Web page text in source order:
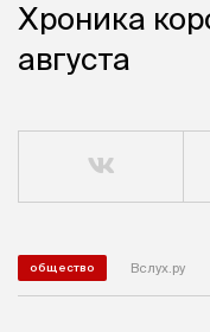
Хроника
августа
общество Вслух.ру